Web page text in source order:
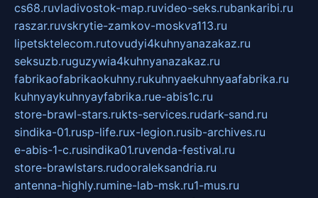
cs68.ruvladivostok-map.ruvideo-seks.rubankaribi.ru
raszar.ruvskrytie-zamkov-moskva113.ru
lipetsktelecom.rutovudyi4kuhnyanazakaz.ru
seksuzb.ruguzywia4kuhnyanazakaz.ru
fabrikaofabrikaokuhny.rukuhnyaekuhnyaafabrika.ru
kuhnyaykuhnyayfabrika.rue-abis1c.ru
store-brawl-stars.rukts-services.rudark-sand.ru
sindika-01.rusp-life.rux-legion.rusib-archives.ru
e-abis-1-c.rusindika01.ruvenda-festival.ru
store-brawlstars.rudooraleksandria.ru
antenna-highly.rumine-lab-msk.ru1-mus.ru